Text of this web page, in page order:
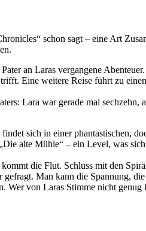
schon sagt – eine Art
an Laras vergangene
Eine weitere Reise führt zu
Lara war gerade mal
sich in einer phantastischen,
alte Mühle“ – ein Level, was
die Flut. Schluss mit den
Man kann die Spannung,
Wer von Laras Stimme nicht